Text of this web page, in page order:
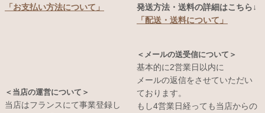
「お支払い方法について」
＜当店の運営について＞
当店はフランスにて事業登録し
発送方法・送料の詳細はこちら↓
「配送・送料について」
＜メールの送受信について＞
基本的に2営業日以内に
メールの返信をさせていただい
ております。
もし4営業日経っても当店からの